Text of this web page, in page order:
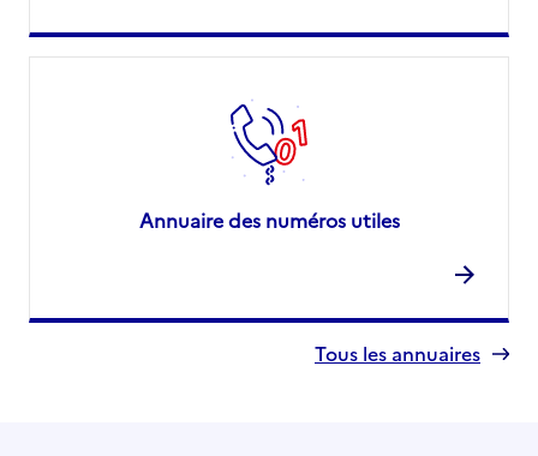
Annuaire des numéros utiles
Tous les annuaires